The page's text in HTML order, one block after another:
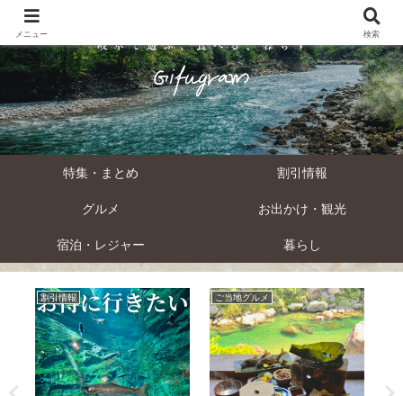
特集・まとめ 割引情報
グルメ お出かけ・観光
宿泊・レジャー 暮らし
割引情報 ご当地グルメ
メニュー 検索